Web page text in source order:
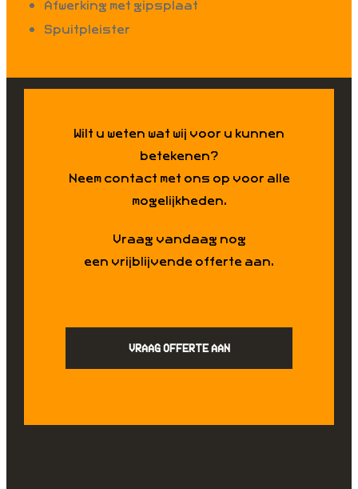
Afwerking met gipsplaat
Spuitpleister
Wilt u weten wat wij voor u kunnen
betekenen?
Neem contact met ons op voor alle
mogelijkheden.
Vraag vandaag nog
een vrijblijvende offerte aan.
VRAAG OFFERTE AAN